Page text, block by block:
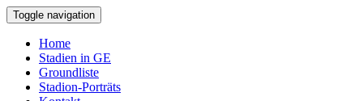
Toggle navigation
Home
Stadien in GE
Groundliste
Stadion-Porträts